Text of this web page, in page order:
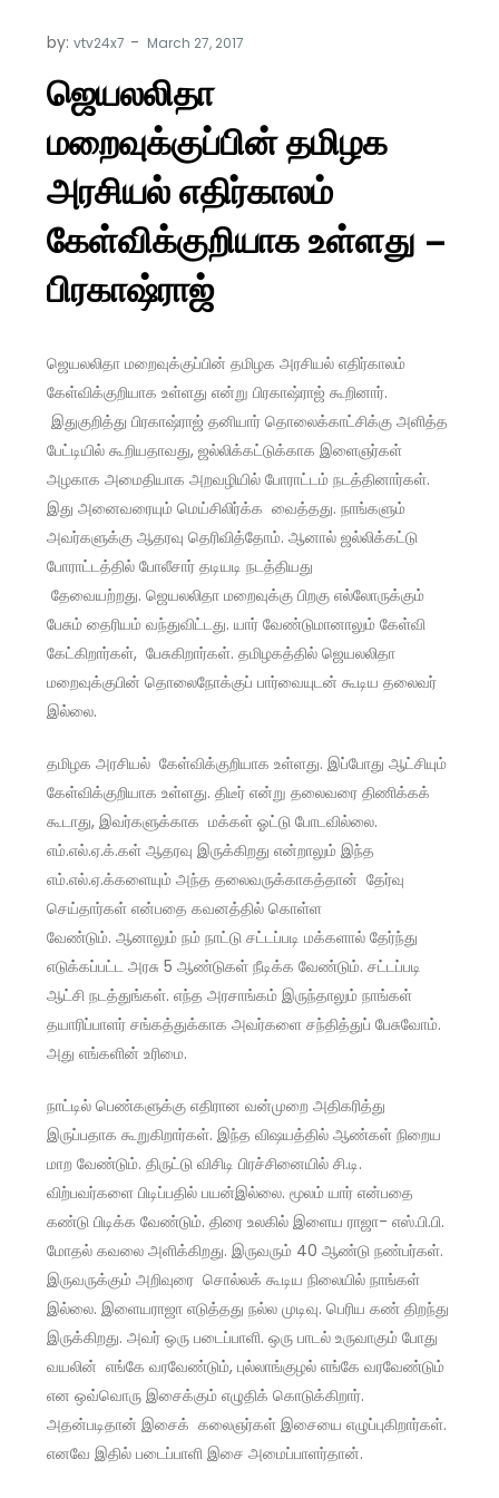
by:vtv24x7
ஜெயலலிதா
மறைவுக்குப்பின் தமிழக
அரசியல் எதிர்காலம்
கேள்விக்குறியாக உள்ளது –
பிரகாஷ்ராஜ்
ஜெயலலிதா மறைவுக்குப்பின் தமிழக அரசியல் எதிர்காலம்
கேள்விக்குறியாக உள்ளது என்று பிரகாஷ்ராஜ் கூறினார்.
இதுகுறித்து பிரகாஷ்ராஜ் தனியார் தொலைக்காட்சிக்கு அளித்த
பேட்டியில் கூறியதாவது, ஜல்லிக்கட்டுக்காக இளைஞர்கள்
அழகாக அமைதியாக அறவழியில் போராட்டம் நடத்தினார்கள்.
இது அனைவரையும் மெய்சிலிர்க்க வைத்தது. நாங்களும்
அவர்களுக்கு ஆதரவு தெரிவித்தோம். ஆனால் ஜல்லிக்கட்டு
போராட்டத்தில் போலீசார் தடியடி நடத்தியது
தேவையற்றது. ஜெயலலிதா மறைவுக்கு பிறகு எல்லோருக்கும்
பேசும் தைரியம் வந்துவிட்டது. யார் வேண்டுமானாலும் கேள்வி
கேட்கிறார்கள், பேசுகிறார்கள். தமிழகத்தில் ஜெயலலிதா
மறைவுக்குபின் தொலைநோக்குப் பார்வையுடன் கூடிய தலைவர்
இல்லை.
தமிழக அரசியல் கேள்விக்குறியாக உள்ளது. இப்போது ஆட்சியும்
கேள்விக்குறியாக உள்ளது. திடீர் என்று தலைவரை திணிக்கக்
கூடாது, இவர்களுக்காக மக்கள் ஓட்டு போடவில்லை.
எம்.எல்.ஏ.க்.கள் ஆதரவு இருக்கிறது என்றாலும் இந்த
எம்.எல்.ஏ.க்களையும் அந்த தலைவருக்காகத்தான் தேர்வு
செய்தார்கள் என்பதை கவனத்தில் கொள்ள
வேண்டும். ஆனாலும் நம் நாட்டு சட்டப்படி மக்களால் தேர்ந்து
எடுக்கப்பட்ட அரசு 5 ஆண்டுகள் நீடிக்க வேண்டும். சட்டப்படி
ஆட்சி நடத்துங்கள். எந்த அரசாங்கம் இருந்தாலும் நாங்கள்
தயாரிப்பாளர் சங்கத்துக்காக அவர்களை சந்தித்துப் பேசுவோம்.
அது எங்களின் உரிமை.
நாட்டில் பெண்களுக்கு எதிரான வன்முறை அதிகரித்து
இருப்பதாக கூறுகிறார்கள். இந்த வி‌ஷயத்தில் ஆண்கள் நிறைய
மாற வேண்டும். திருட்டு விசிடி பிரச்சினையில் சி.டி.
விற்பவர்களை பிடிப்பதில் பயன்இல்லை. மூலம் யார் என்பதை
கண்டு பிடிக்க வேண்டும். திரை உலகில் இளைய ராஜா- எஸ்.பி.பி.
மோதல் கவலை அளிக்கிறது. இருவரும் 40 ஆண்டு நண்பர்கள்.
இருவருக்கும் அறிவுரை சொல்லக் கூடிய நிலையில் நாங்கள்
இல்லை. இளையராஜா எடுத்தது நல்ல முடிவு. பெரிய கண் திறந்து
இருக்கிறது. அவர் ஒரு படைப்பாளி. ஒரு பாடல் உருவாகும் போது
வயலின் எங்கே வரவேண்டும், புல்லாங்குழல் எங்கே வரவேண்டும்
என ஒவ்வொரு இசைக்கும் எழுதிக் கொடுக்கிறார்.
அதன்படிதான் இசைக் கலைஞர்கள் இசையை எழுப்புகிறார்கள்.
எனவே இதில் படைப்பாளி இசை அமைப்பாளர்தான்.